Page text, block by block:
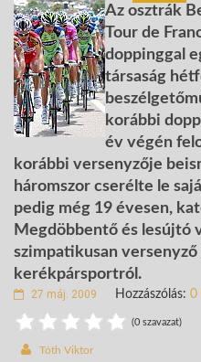
Az osztrák
Tour de
doppinggal
társaság
korábbi
év végén
korábbi versenyzője
háromszor cserélte le
pedig még 19 évesen,
Megdöbbentő és lesújtó
szimpatikusan
kerékpársportról.
27 máj. 2009 Hozzászólás: 0
(0 szavazat)
Tóth Viktor